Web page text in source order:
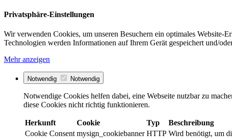
Privatsphäre-Einstellungen
Wir verwenden Cookies, um unseren Besuchern ein optimales
Technologien werden Informationen auf Ihrem Gerät gespeichert und/
Mehr anzeigen
Notwendig Notwendig
Notwendige Cookies helfen dabei, eine Webseite nutzbar zu
diese Cookies nicht richtig funktionieren.
Herkunft Cookie Typ Beschreibung
Cookie Consent mysign_cookiebanner HTTP Wird benötigt, um